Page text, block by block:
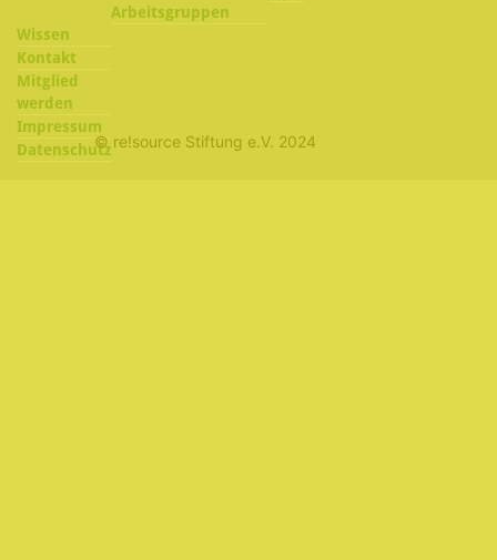
Arbeitsgruppen
Wissen
Kontakt
Mitglied
werden
Impressum
Datenschutz© re!source Stiftung e.V. 2024